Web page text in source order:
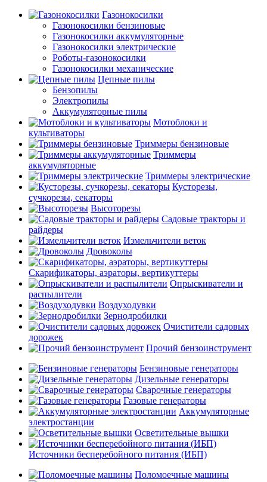
Газонокосилки
Газонокосилки бензиновые
Газонокосилки аккумуляторные
Газонокосилки электрические
Роботы-газонокосилки
Газонокосилки механические
Цепные пилы
Бензопилы
Электропилы
Аккумуляторные пилы
Мотоблоки и
культиваторы
Триммеры бензиновые
Триммеры
аккумуляторные
Триммеры электрические
Кусторезы,
сучкорезы, секаторы
Высоторезы
Садовые тракторы и
райдеры
Измельчители веток
Дровоколы
Скарификаторы, аэраторы, вертикуттеры
Опрыскиватели и
распылители
Воздуходувки
Зернодробилки
Очистители садовых
дорожек
Прочий бензоинструмент
Бензиновые генераторы
Дизельные генераторы
Сварочные генераторы
Газовые генераторы
Аккумуляторные
электростанции
Осветительные вышки
Источники бесперебойного питания (ИБП)
Поломоечные машины